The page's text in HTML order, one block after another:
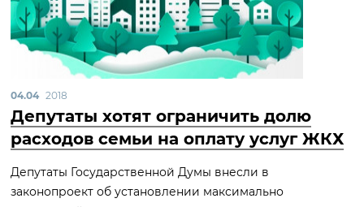
04.04 2018
Депутаты хотят ограничить долю
расходов семьи на оплату услуг ЖКХ
Депутаты Государственной Думы внесли в
законопроект об установлении максимально